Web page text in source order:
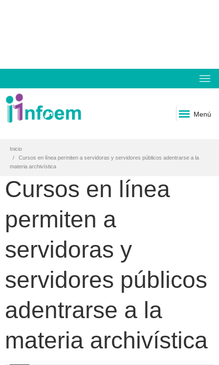
Menú
Inicio
Cursos en línea permiten a servidoras y servidores públicos adentrarse a la
materia archivística
Cursos en línea
permiten a
servidoras y
servidores públicos
adentrarse a la
materia archivística